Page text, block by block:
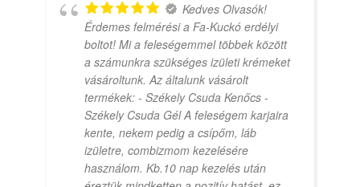
Kedves Olvasók!
Érdemes felmérési a Fa-Kuckó erdélyi
boltot! Mi a feleségemmel többek között
a számunkra szükséges izületi krémeket
vásároltunk. Az általunk vásárolt
termékek: - Székely Csuda Kenőcs -
Székely Csuda Gél A feleségem karjaira
kente, nekem pedig a csípőm, láb
izületre, combizmom kezelésére
használom. Kb.10 nap kezelés után